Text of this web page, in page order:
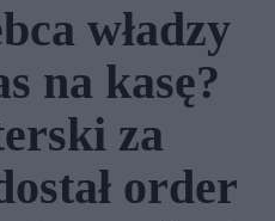
władzy
na kasę?
za
order